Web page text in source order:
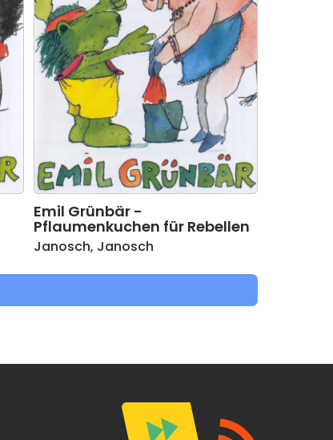
Emil Grünbär -
Pflaumenkuchen für Rebellen
Janosch, Janosch